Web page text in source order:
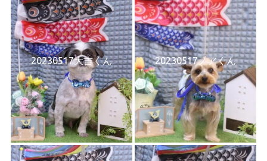
20230517大吉くん 20230517ノアくん